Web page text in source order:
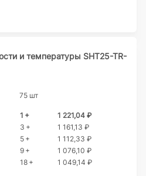
и температуры SHT25-TR-
75 шт
1 +
1 221,04 ₽
3 +
1 161,13 ₽
5 +
1 112,33 ₽
9 +
1 076,10 ₽
18 +
1 049,14 ₽